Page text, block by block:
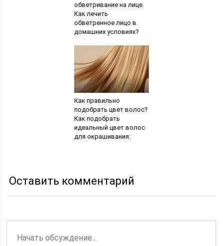
обветривание на лице.
Как лечить
обветренное лицо в
домашних условиях?
обветренной кожи лица
Как правильно
подобрать цвет волос?
Как подобрать
идеальный цвет волос
для окрашивания:
Оставить комментарий